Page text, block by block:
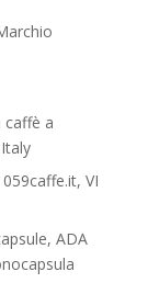
caffè a
VI
ADA